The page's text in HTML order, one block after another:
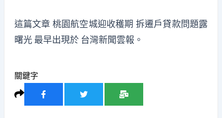
這篇文章 桃園航空城迎收穫期 拆遷戶貸款問題露
曙光最早出現於 台灣新聞雲報 。
關鍵字